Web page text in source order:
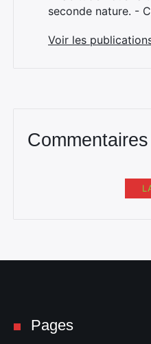
seconde nature. -
Voir les
Commentaires
Pages